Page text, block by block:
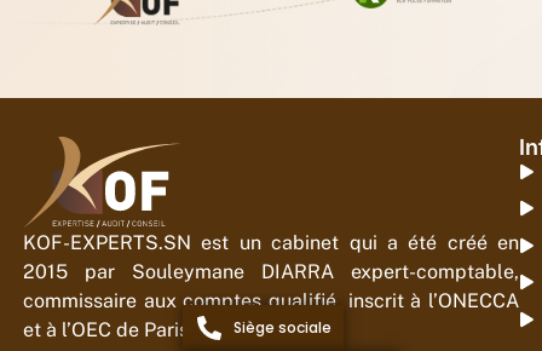
KOF-EXPERTS.SN est un cabinet qui a été créé en
2015 par Souleymane DIARRA expert-comptable,
commissaire aux comptes qualifié, inscrit à l’ONECCA
et à l’OEC de Paris.
Siège sociale